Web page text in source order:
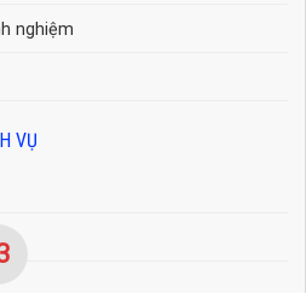
nghiệm
VỤ